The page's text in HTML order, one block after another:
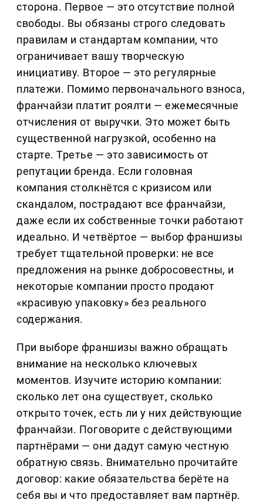
сторона. Первое — это отсутствие полной
свободы. Вы обязаны строго следовать
правилам и стандартам компании, что
ограничивает вашу творческую
инициативу. Второе — это регулярные
платежи. Помимо первоначального взноса,
франчайзи платит роялти — ежемесячные
отчисления от выручки. Это может быть
существенной нагрузкой, особенно на
старте. Третье — это зависимость от
репутации бренда. Если головная
компания столкнётся с кризисом или
скандалом, пострадают все франчайзи,
даже если их собственные точки работают
идеально. И четвёртое — выбор франшизы
требует тщательной проверки: не все
предложения на рынке добросовестны, и
некоторые компании просто продают
«красивую упаковку» без реального
содержания.
При выборе франшизы важно обращать
внимание на несколько ключевых
моментов. Изучите историю компании:
сколько лет она существует, сколько
открыто точек, есть ли у них действующие
франчайзи. Поговорите с действующими
партнёрами — они дадут самую честную
обратную связь. Внимательно прочитайте
договор: какие обязательства берёте на
себя вы и что предоставляет вам партнёр.